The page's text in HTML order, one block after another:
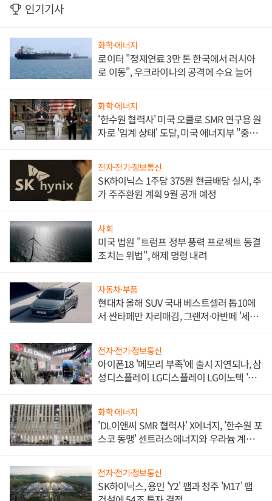
인기기사
화학·에너지
로이터 "정제연료 3만 톤 한국에서 러시아
로 이동", 우크라이나의 공격에 수요 늘어
화학·에너지
'한수원 협력사' 미국 오클로 SMR 연구용 원
자로 '임계 상태' 도달, 미국 에너지부 "중요
전자·전기·정보통신
SK하이닉스 1주당 375원 현금배당 실시, 추
가 주주환원 계획 9월 공개 예정
사회
미국 법원 "트럼프 정부 풍력 프로젝트 동결
조치는 위법", 해제 명령 내려
자동차·부품
현대차 올해 SUV 국내 베스트셀러 톱10에
서 싼타페만 자리매김, 그랜저·아반떼 '세단
전자·전기·정보통신
아이폰18 '메모리 부족'에 출시 지연되나, 삼
성디스플레이 LG디스플레이 LG이노텍 '탈
화학·에너지
'DL이앤씨 SMR 협력사' X에너지, '한수원 포
스코 동맹' 센트러스에너지와 우라늄 계약
전자·전기·정보통신
SK하이닉스, 용인 'Y2' 팹과 청주 'M17' 팹